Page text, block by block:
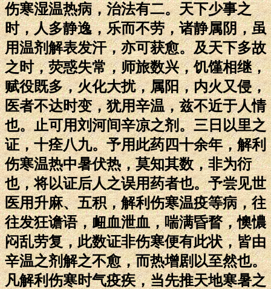
伤寒湿温热病，治法有二。天下少事之
时，人多静逸，乐而不劳，诸静属阴，虽
用温剂解表发汗，亦可获愈。及天下多故
之时，荧惑失常，师旅数兴，饥馑相继，
赋役既多，火化大扰，属阳，内火又侵，
医者不达时变，犹用辛温，兹不近于人情
也。止可用刘河间辛凉之剂。三日以里之
证，十痊八九。予用此药四十余年，解利
伤寒温热中暑伏热，莫知其数，非为衍
也，将以证后人之误用药者也。予尝见世
医用升麻、五积，解利伤寒温疫等病，往
往发狂谵语，衄血泄血，喘满昏瞀，懊憹
闷乱劳复，此数证非伤寒便有此状，皆由
辛温之剂解之不愈，而热增剧以至然也。
凡解利伤寒时气疫疾，当先推天地寒暑之